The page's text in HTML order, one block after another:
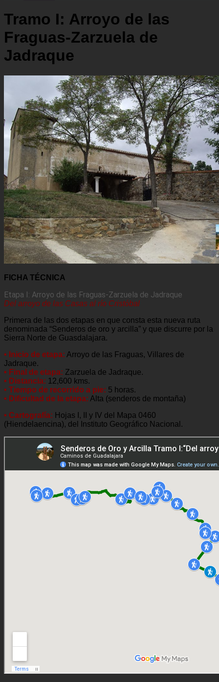
Tramo I: Arroyo de las
Fraguas-Zarzuela de
Jadraque
FICHA TÉCNICA
Etapa I: Arroyo de las Fraguas-Zarzuela de Jadraque
Del arroyo de las Casas al río Cristóbal
Primera de las dos etapas en que consta esta nueva ruta
denominada “Senderos de oro y arcilla” y que discurre por la
Sierra Norte de Guasdalajara.
• Inicio de etapa: Arroyo de las Fraguas, Villares de
Jadraque.
• Final de etapa: Zarzuela de Jadraque.
• Distancia: 12,600 kms.
• Tiempo de recorrido a pie: 5 horas.
• Dificultad de la etapa: Alta (senderos de montaña)
• Cartografía: Hojas I, II y IV del Mapa 0460
(Hiendelaencina), del Instituto Geográfico Nacional.